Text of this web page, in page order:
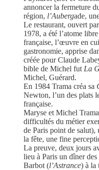
annoncer la fermeture
région, l’Aubergade,
Le restaurant, ouvert
1978, a été l’atome
française, l’œuvre en
gastronomie, apprise
créée pour Claude
bible de Michel fut La
Michel, Guérard.
En 1984 Trama créa sa
Newton, l’un des plats
française.
Maryse et Michel
difficultés du métier
de Paris point de salut),
la fête, une fine
La preuve, deux jours
lieu à Paris un dîner des
Barbot (l’Astrance) à la